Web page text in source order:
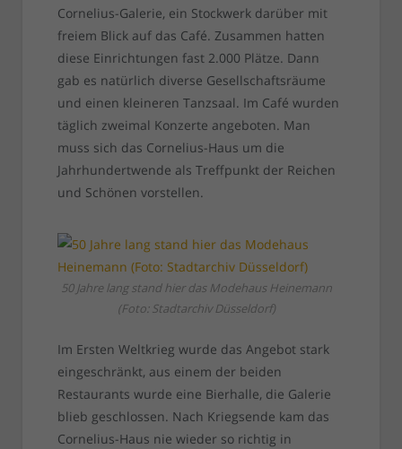
Cornelius-Galerie, ein Stockwerk darüber mit
freiem Blick auf das Café. Zusammen hatten
diese Einrichtungen fast 2.000 Plätze. Dann
gab es natürlich diverse Gesellschaftsräume
und einen kleineren Tanzsaal. Im Café wurden
täglich zweimal Konzerte angeboten. Man
muss sich das Cornelius-Haus um die
Jahrhundertwende als Treffpunkt der Reichen
und Schönen vorstellen.
50 Jahre lang stand hier das Modehaus Heinemann
(Foto: Stadtarchiv Düsseldorf)
Im Ersten Weltkrieg wurde das Angebot stark
eingeschränkt, aus einem der beiden
Restaurants wurde eine Bierhalle, die Galerie
blieb geschlossen. Nach Kriegsende kam das
Cornelius-Haus nie wieder so richtig in